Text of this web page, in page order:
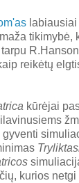
tikimybė,
reikėtų
kūrėjai
kurios netgi